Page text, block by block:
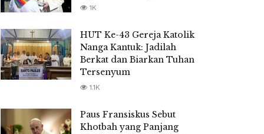
1K
HUT Ke-43 Gereja Katolik
Nanga Kantuk: Jadilah
Berkat dan Biarkan Tuhan
Tersenyum
1.1K
Paus Fransiskus Sebut
Khotbah yang Panjang